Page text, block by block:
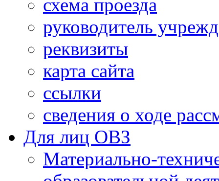
схема проезда
руководитель
реквизиты
карта сайта
ссылки
сведения о ходе
Для лиц ОВЗ
Материально-